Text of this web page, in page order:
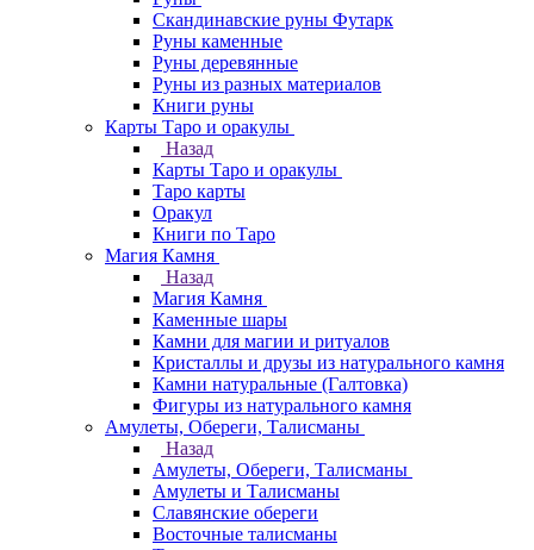
Скандинавские руны Футарк
Руны каменные
Руны деревянные
Руны из разных материалов
Книги руны
Карты Таро и оракулы
Назад
Карты Таро и оракулы
Таро карты
Оракул
Книги по Таро
Магия Камня
Назад
Магия Камня
Каменные шары
Камни для магии и ритуалов
Кристаллы и друзы из натурального камня
Камни натуральные (Галтовка)
Фигуры из натурального камня
Амулеты, Обереги, Талисманы
Назад
Амулеты, Обереги, Талисманы
Амулеты и Талисманы
Славянские обереги
Восточные талисманы